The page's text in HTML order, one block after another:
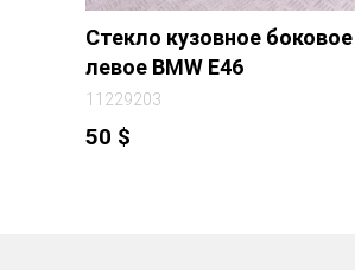
Стекло кузовное боковое
левое BMW E46
11229203
50 $